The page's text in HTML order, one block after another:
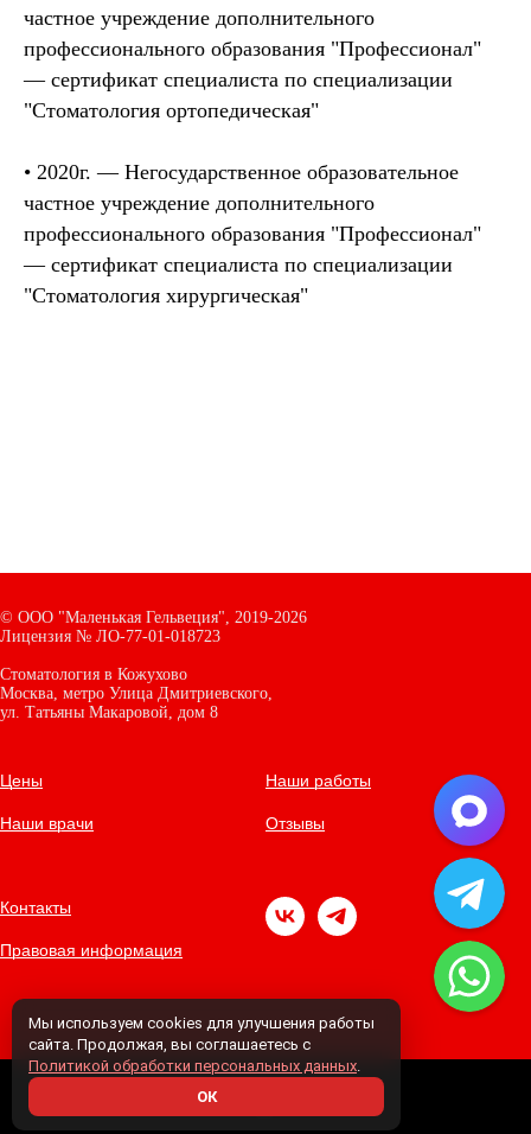
Мы используем cookies для улучшения работы
сайта. Продолжая, вы соглашаетесь с
Политикой обработки персональных данных.
ОК
частное учреждение дополнительного
профессионального образования "Профессионал"
— сертификат специалиста по специализации
"Стоматология ортопедическая"
• 2020г. — Негосударственное образовательное
частное учреждение дополнительного
профессионального образования "Профессионал"
— сертификат специалиста по специализации
"Стоматология хирургическая"
© ООО "Маленькая Гельвеция", 2019-2026
Лицензия № ЛО-77-01-018723
Стоматология в Кожухово
Москва, метро Улица Дмитриевского,
ул. Татьяны Макаровой, дом 8
Цены
Наши врачи
Наши работы
Отзывы
Контакты
Правовая информация
Made on